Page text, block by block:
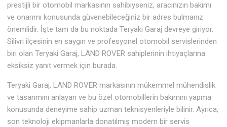
prestijli bir otomobil markasının sahibiyseniz, aracınızın bakımı
ve onarımı konusunda güvenebileceğiniz bir adres bulmanız
önemlidir. İşte tam da bu noktada Teryaki Garaj devreye giriyor.
Silivri ilçesinin en saygın ve profesyonel otomobil servislerinden
biri olan Teryaki Garaj, LAND ROVER sahiplerinin ihtiyaçlarına
eksiksiz yanıt vermek için burada.
Teryaki Garaj, LAND ROVER markasının mükemmel mühendislik
ve tasarımını anlayan ve bu özel otomobillerin bakımını yapma
konusunda deneyime sahip uzman teknisyenleriyle bilinir. Ayrıca,
son teknoloji ekipmanlarla donatılmış modern bir servis